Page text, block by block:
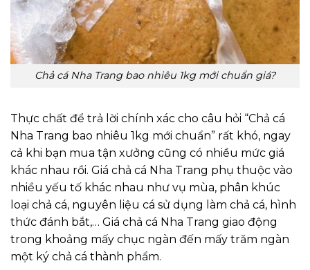
Chả cá Nha Trang bao nhiêu 1kg mới chuẩn giá?
Thực chất để trả lời chính xác cho câu hỏi “Chả cá
Nha Trang bao nhiêu 1kg mới chuẩn” rất khó, ngay
cả khi bạn mua tận xưởng cũng có nhiều mức giá
khác nhau rồi. Giá chả cá Nha Trang phụ thuộc vào
nhiều yếu tố khác nhau như vụ mùa, phân khúc
loại chả cá, nguyên liệu cá sử dụng làm chả cá, hình
thức đánh bắt,… Giá chả cá Nha Trang giao động
trong khoảng mấy chục ngàn đến mấy trăm ngàn
một ký chả cá thành phẩm.